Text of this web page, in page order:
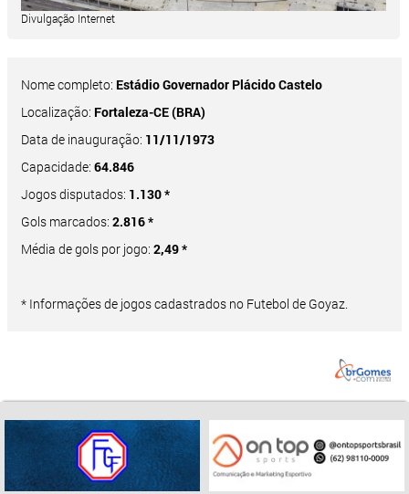
Divulgação Internet
Nome completo: Estádio Governador Plácido Castelo
Localização: Fortaleza-CE (BRA)
Data de inauguração: 11/11/1973
Capacidade: 64.846
Jogos disputados: 1.130 *
Gols marcados: 2.816 *
Média de gols por jogo: 2,49 *
* Informações de jogos cadastrados no Futebol de Goyaz.